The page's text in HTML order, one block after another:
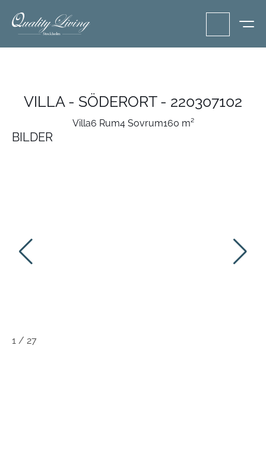
VILLA - SÖDERORT - 220307102
Villa6 Rum4 Sovrum160 m²
BILDER
1 / 27